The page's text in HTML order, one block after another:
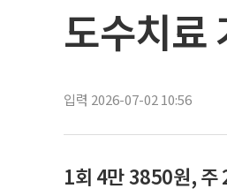
도수치료
입력 2026-07-02 10:56
1회 4만 3850원, 주